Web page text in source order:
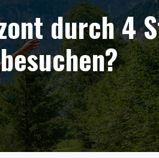
durch 4